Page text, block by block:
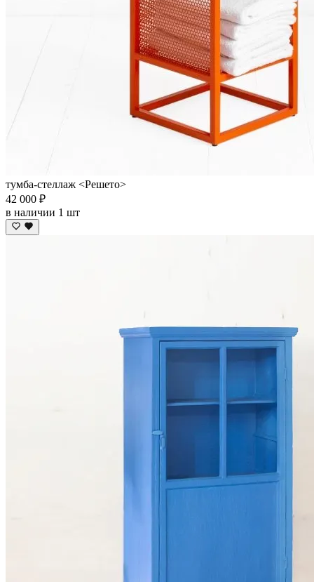
тумба-стеллаж <Решето>
42 000 ₽
в наличии 1 шт